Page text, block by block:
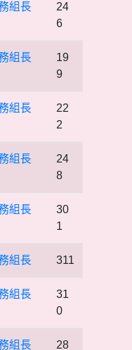
組長
24
6
組長
19
9
組長
22
2
組長
24
8
組長
30
1
組長 311
組長
31
0
組長 28